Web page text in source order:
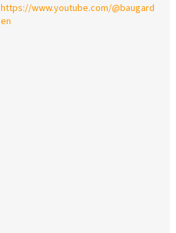
https://www.youtube.com/@baugard
en